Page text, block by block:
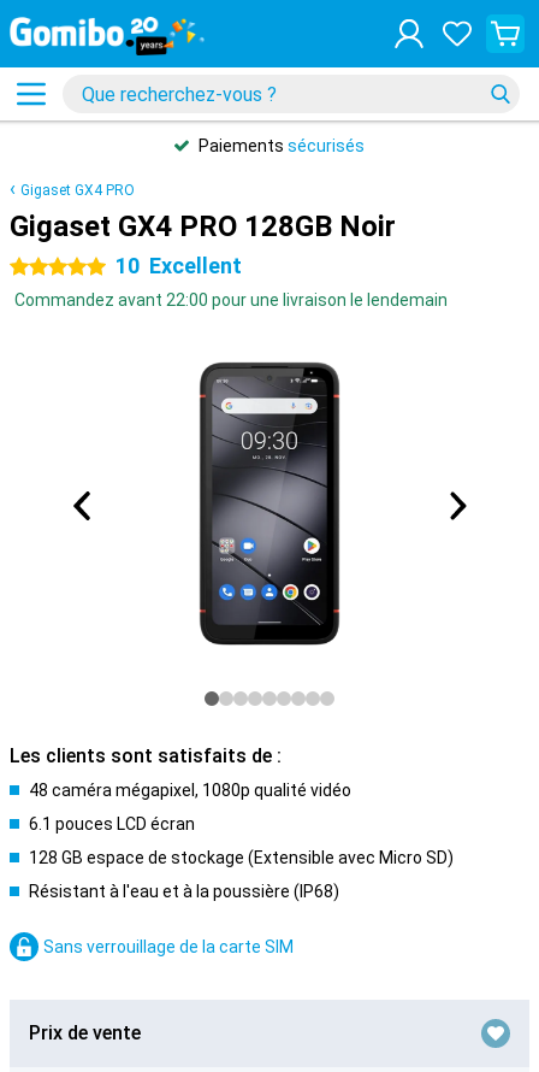
Paiements sécurisés
Gigaset GX4 PRO
Gigaset GX4 PRO 128GB Noir
5 étoiles 10 Excellent
Commandez avant 22:00 pour une livraison le lendemain
Les clients sont satisfaits de :
48 caméra mégapixel, 1080p qualité vidéo
6.1 pouces LCD écran
128 GB espace de stockage (Extensible avec Micro SD)
Résistant à l'eau et à la poussière (IP68)
Sans verrouillage de la carte SIM
Prix de vente